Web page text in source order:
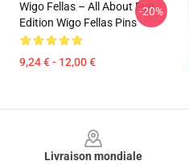
Wigo Fellas – All About Fun
Edition Wigo Fellas Pins
9,24 € - 12,00 €
-20%
Livraison mondiale